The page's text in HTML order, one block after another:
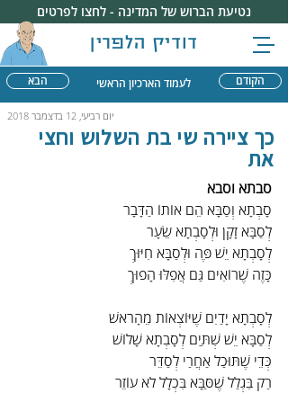
דודיק הלפרין
נטיעת הברוש של המדינה - לחצו לפרטים
הבא הקודם לעמוד הארכיון הראשי
יום רביעי, 12 בדצמבר 2018
כך ציירה שי בת השלוש וחצי
את
סבתא וסבא
סָבְתָא וְסַבָּא הֵם אוֹתוֹ הַדָּבָר
לְסַבָּא זָקָן וּלְסָבְתָא שֵׂעָר
לְסָבְתָא יֵשׁ פֶּה וּלְסַבָּא חִיּוּךְ
כָּזֶה שֶׁרוֹאִים גַּם אֲפִלּוּ הָפוּךְ
לְסָבְתָא יָדַיִם שֶׁיּוֹצְאוֹת מֵהָרֹאשׁ
לְסַבָּא יֵשׁ שְׁתַּיִם לְסָבְתָא שָׁלוֹשׁ
כְּדֵי שֶׁתּוּכַל אַחֲרַי לְסַדֵּר
רַק בִּגְלַל שֶׁסַּבָּא בִּכְלָל לֹא עוֹזֵר